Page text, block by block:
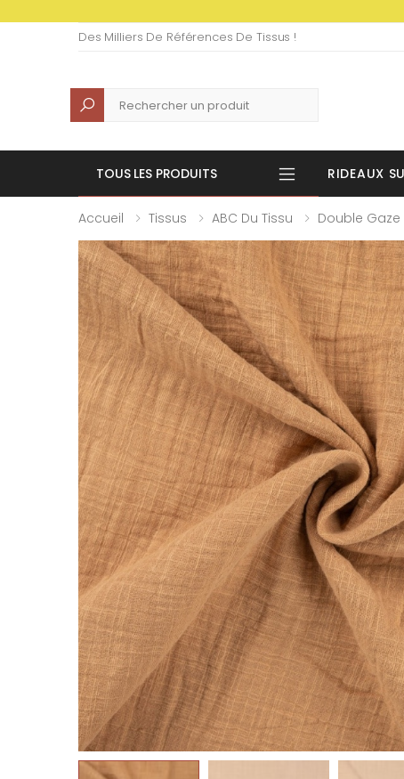
Des Milliers De Références De Tissus !
Recherche
TOUS LES PRODUITS RIDEAUX
Accueil Tissus ABC Du Tissu Double Gaze